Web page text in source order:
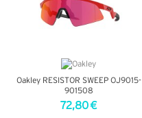
Oakley RESISTOR SWEEP OJ9015-
901508
72,80 €